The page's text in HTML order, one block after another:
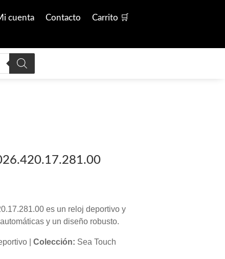
cuenta Contacto Carrito 🛒
es un reloj deportivo y
y un diseño robusto.
| Colección: Sea Touch